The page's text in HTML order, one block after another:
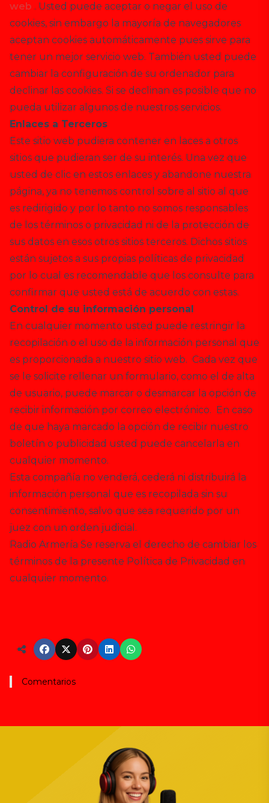
web . Usted puede aceptar o negar el uso de
cookies, sin embargo la mayoría de navegadores
aceptan cookies automáticamente pues sirve para
tener un mejor servicio web. También usted puede
cambiar la configuración de su ordenador para
declinar las cookies. Si se declinan es posible que no
pueda utilizar algunos de nuestros servicios.
Enlaces a Terceros
Este sitio web pudiera contener en laces a otros
sitios que pudieran ser de su interés. Una vez que
usted de clic en estos enlaces y abandone nuestra
página, ya no tenemos control sobre al sitio al que
es redirigido y por lo tanto no somos responsables
de los términos o privacidad ni de la protección de
sus datos en esos otros sitios terceros. Dichos sitios
están sujetos a sus propias políticas de privacidad
por lo cual es recomendable que los consulte para
confirmar que usted está de acuerdo con estas.
Control de su información personal
En cualquier momento usted puede restringir la
recopilación o el uso de la información personal que
es proporcionada a nuestro sitio web. Cada vez que
se le solicite rellenar un formulario, como el de alta
de usuario, puede marcar o desmarcar la opción de
recibir información por correo electrónico. En caso
de que haya marcado la opción de recibir nuestro
boletín o publicidad usted puede cancelarla en
cualquier momento.
Esta compañía no venderá, cederá ni distribuirá la
información personal que es recopilada sin su
consentimiento, salvo que sea requerido por un
juez con un orden judicial.
Radio Armería Se reserva el derecho de cambiar los
términos de la presente Política de Privacidad en
cualquier momento.
Comentarios